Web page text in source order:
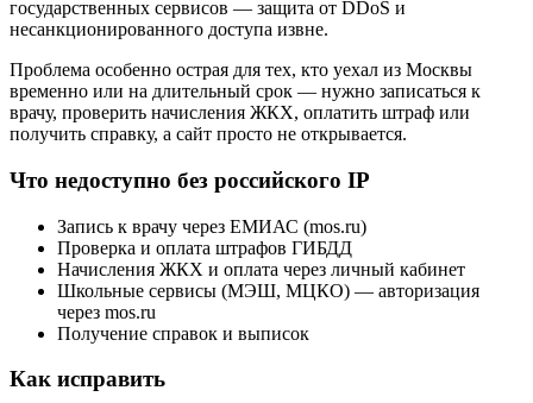
государственных сервисов — защита от DDoS и
несанкционированного доступа извне.
Проблема особенно острая для тех, кто уехал из Москвы
временно или на длительный срок — нужно записаться к
врачу, проверить начисления ЖКХ, оплатить штраф или
получить справку, а сайт просто не открывается.
Что недоступно без российского IP
Запись к врачу через ЕМИАС (mos.ru)
Проверка и оплата штрафов ГИБДД
Начисления ЖКХ и оплата через личный кабинет
Школьные сервисы (МЭШ, МЦКО) — авторизация
через mos.ru
Получение справок и выписок
Как исправить